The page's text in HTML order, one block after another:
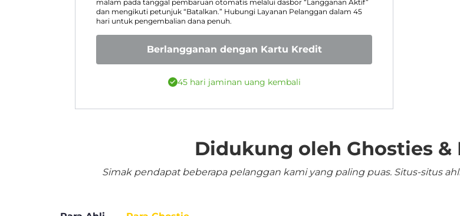
malam pada tanggal pembaruan otomatis melalui dasbor “Langganan Aktif”
dan mengikuti petunjuk “Batalkan.” Hubungi Layanan Pelanggan dalam 45
hari untuk pengembalian dana penuh.
Berlangganan dengan Kartu Kredit
45 hari jaminan uang kembali
Didukung oleh Ghosties
Simak pendapat beberapa pelanggan kami yang paling puas. Situs-situs